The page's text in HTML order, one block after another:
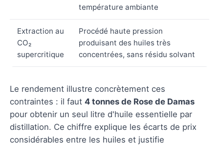
température ambiante
Extraction au
CO₂
supercritique
Procédé haute pression
produisant des huiles très
concentrées, sans résidu solvant
Le rendement illustre concrètement ces
contraintes : il faut 4 tonnes de Rose de Damas
pour obtenir un seul litre d'huile essentielle par
distillation. Ce chiffre explique les écarts de prix
considérables entre les huiles et justifie